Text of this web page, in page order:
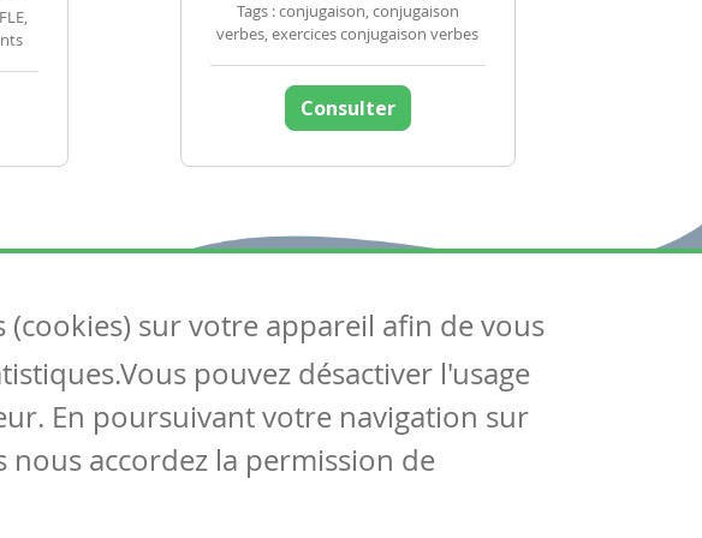
Tags : conjugaison, conjugaison
verbes, exercices conjugaison verbes
Consulter
Suivez-nous
Contactez-nous
Soutien scolaire
sur votre appareil afin de vous
pouvez désactiver l'usage
En poursuivant votre navigation sur
accordez la permission de